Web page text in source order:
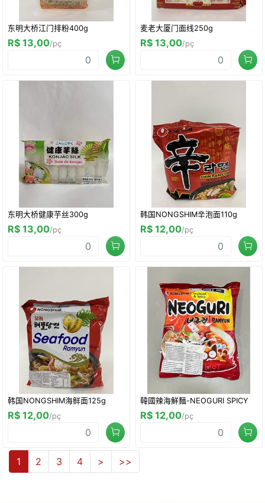
东明大桥江门排粉400g
R$ 13,00/pç
麦老大厦门面线250g
R$ 13,00/pç
东明大桥健康芋丝300g
R$ 13,00/pç
韩国NONGSHIM辛泡面110g
R$ 12,00/pç
韩国NONGSHIM海鲜面125g
R$ 12,00/pç
韓國辣海鮮麵-NEOGURI SPICY
R$ 12,00/pç
1 2 3 4 > >>